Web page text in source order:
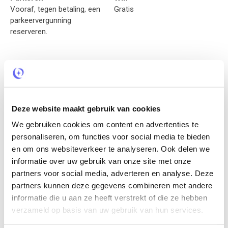
Deze website maakt gebruik van cookies
We gebruiken cookies om content en advertenties te
personaliseren, om functies voor social media te bieden
en om ons websiteverkeer te analyseren. Ook delen we
informatie over uw gebruik van onze site met onze
partners voor social media, adverteren en analyse. Deze
partners kunnen deze gegevens combineren met andere
informatie die u aan ze heeft verstrekt of die ze hebben
verzameld op basis van uw gebruik van hun services.
Vooraf, tegen betaling, een
parkeervergunning
reserveren.
Gratis
De suites
van de 10 stijlvolle 2-persoons suites. Op de begane grond
bevinden zich 5 suites met terras en op de 1e etage vindt u 5
suites met een Frans balkon. Er is altijd wel een suite die bij je
past. Voor extra ontspanning kun je kiezen voor de Deluxe
Ocean Suite met een luxe ligbad voor een ultiem relaxmoment
of voor een heerlijke Sauna Suite met infrarood sauna en een
sun shower. Geniet elke ochtend van een overheerlijk en
uitgebreid ontbijtbuffet en laatje tijdens jouw verblijf culinair
verwennen. Ervaar een verblijf vol comfort op een unieke plek.